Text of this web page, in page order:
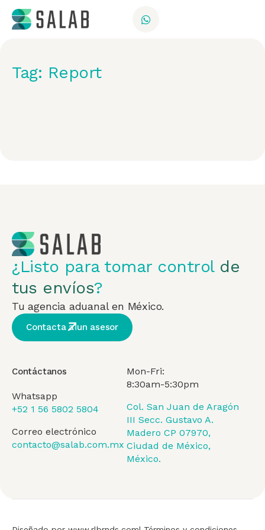
Tag: Report
¿Listo para tomar control de
tus envíos?
Tu agencia aduanal en México.
Contacta a un asesor
Contáctanos
Whatsapp
+52 1 56 5802 5804
Correo electrónico
contacto@salab.com.mx
Mon-Fri:
8:30am-5:30pm
Col. San Juan de Aragón
III Secc. Gustavo A.
Madero CP 07970,
Ciudad de México,
México.